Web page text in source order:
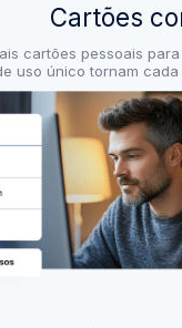
Cartões
cartões pessoais
uso único tornam